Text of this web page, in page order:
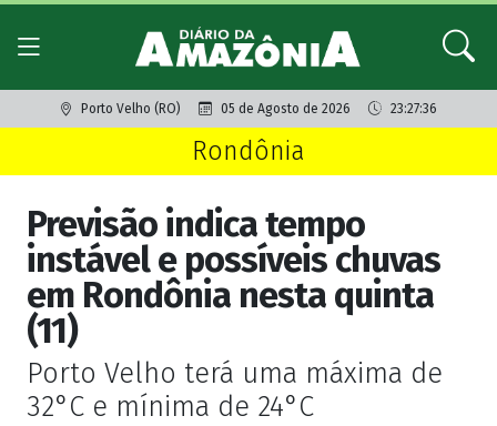
Porto Velho (RO) 05 de Agosto de 2026 23:27:36
Rondônia
Previsão indica tempo
instável e possíveis chuvas
em Rondônia nesta quinta
(11)
Porto Velho terá uma máxima de
32°C e mínima de 24°C